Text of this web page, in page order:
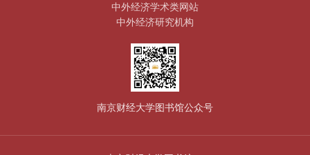
中外经济学术类网站
中外经济研究机构
南京财经大学图书馆公众号